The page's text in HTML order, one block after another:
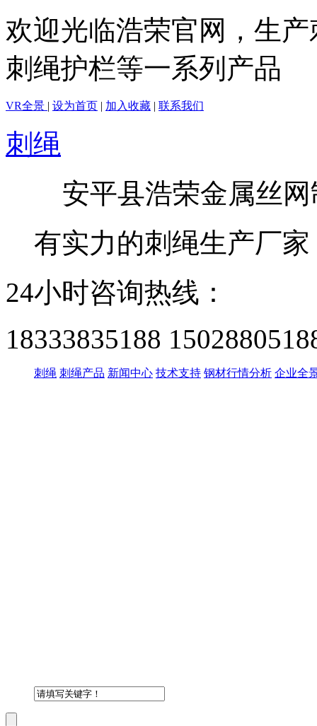
欢迎光临浩荣官网，生
刺绳护栏等一系列产品
VR全景 | 设为首页 | 加入收藏 | 联系我们
刺绳
安平县浩荣金属丝
有实力的刺绳生产厂家
24小时咨询热线：
18333835188
刺绳 刺绳产品 新闻中心 技术支持 钢材行情分析 企业全